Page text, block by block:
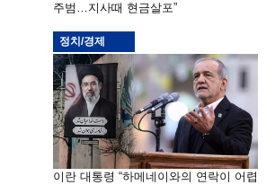
주범…지사때 현금살포”
정치/경제
이란 대통령 “하메네이와의 연락이 어렵